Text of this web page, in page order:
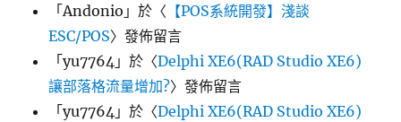
「Andonio 」於〈 【POS系統開發】淺談
ESC/POS〉發佈留言
「yu7764 」於〈Delphi XE6(RAD Studio XE6)
讓部落格流量增加?〉發佈留言
「yu7764 」於〈Delphi XE6(RAD Studio XE6)